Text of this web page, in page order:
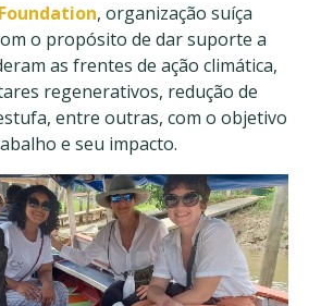
, organização suíça
o propósito de dar suporte a
as frentes de ação climática,
regenerativos, redução de
entre outras, com o objetivo
e seu impacto.